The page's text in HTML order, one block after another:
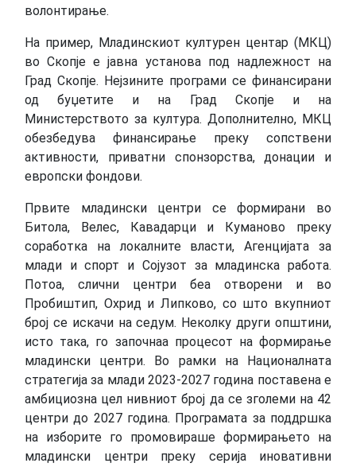
волонтирање.
На пример, Младинскиот културен центар (МКЦ)
во Скопје е јавна установа под надлежност на
Град Скопје. Нејзините програми се финансирани
од буџетите и на Град Скопје и на
Министерството за култура. Дополнително, МКЦ
обезбедува финансирање преку сопствени
активности, приватни спонзорства, донации и
европски фондови.
Првите младински центри се формирани во
Битола, Велес, Кавадарци и Куманово преку
соработка на локалните власти, Агенцијата за
млади и спорт и Сојузот за младинска работа.
Потоа, слични центри беа отворени и во
Пробиштип, Охрид и Липково, со што вкупниот
број се искачи на седум. Неколку други општини,
исто така, го започнаа процесот на формирање
младински центри. Во рамки на Националната
стратегија за млади 2023-2027 година поставена е
амбициозна цел нивниот број да се зголеми на 42
центри до 2027 година. Програмата за поддршка
на изборите го промовираше формирањето на
младински центри преку серија иновативни